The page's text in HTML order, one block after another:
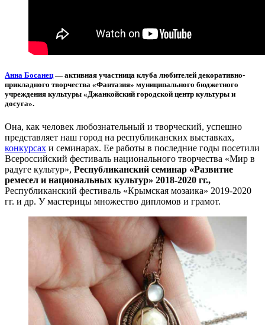
Анна Босанец — активная участница клуба любителей декоративно-
прикладного творчества «Фантазия» муниципального бюджетного
учреждения культуры «Джанкойский городской центр культуры и
досуга».
Она, как человек любознательный и творческий, успешно
представляет наш город на республиканских выставках,
конкурсах и семинарах. Ее работы в последние годы посетили
Всероссийский фестиваль национального творчества «Мир в
радуге культур», Республиканский семинар «Развитие
ремесел и национальных культур» 2018-2020 гг.,
Республиканский фестиваль «Крымская мозаика» 2019-2020
гг. и др. У мастерицы множество дипломов и грамот.